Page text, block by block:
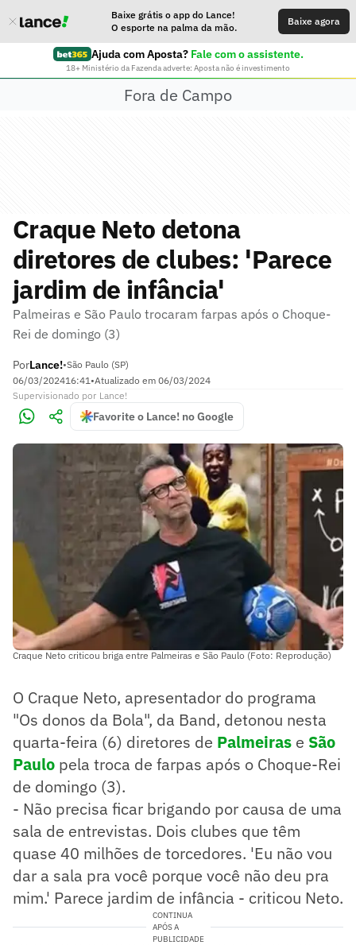
Baixe grátis o app do Lance!
O esporte na palma da mão.
Baixe agora
Ajuda com Aposta? Fale com o assistente.
18+ Ministério da Fazenda adverte: Aposta não é investimento
Fora de Campo
Craque Neto detona
diretores de clubes: 'Parece
jardim de infância'
Palmeiras e São Paulo trocaram farpas após o Choque-
Rei de domingo (3)
PorLance!•São Paulo (SP)
06/03/202416:41•Atualizado em 06/03/2024
Supervisionado por Lance!
Favorite o Lance! no Google
Craque Neto criticou briga entre Palmeiras e São Paulo (Foto: Reprodução)
O Craque Neto, apresentador do programa
"Os donos da Bola", da Band, detonou nesta
quarta-feira (6) diretores de Palmeiras e São
Paulo pela troca de farpas após o Choque-Rei
de domingo (3).
- Não precisa ficar brigando por causa de uma
sala de entrevistas. Dois clubes que têm
quase 40 milhões de torcedores. 'Eu não vou
dar a sala pra você porque você não deu pra
mim.' Parece jardim de infância - criticou Neto.
CONTINUA
APÓS A
PUBLICIDADE